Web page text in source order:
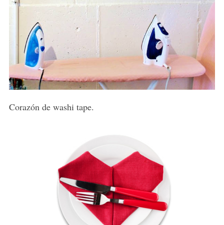
Corazón de washi tape.